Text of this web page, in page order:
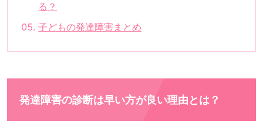
る？
子どもの発達障害まとめ
発達障害の診断は早い方が良い理由とは？